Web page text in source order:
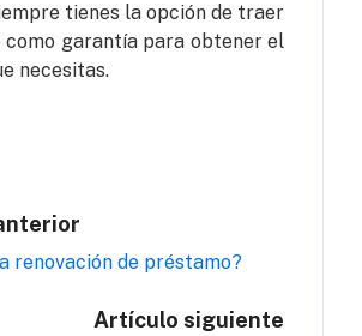
tienes la opción de traer
garantía para obtener el
necesitas.
renovación de préstamo?
Artículo siguiente